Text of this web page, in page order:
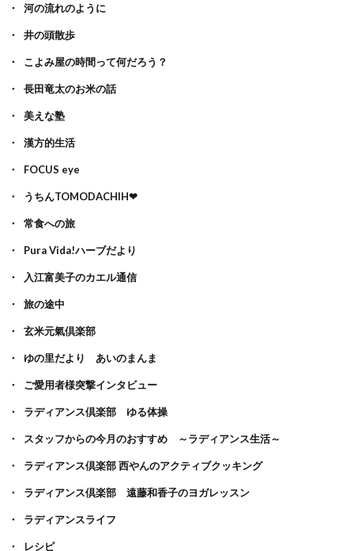
河の流れのように
井の頭散歩
こよみ屋の時間って何だろう？
長田竜太のお米の話
美えな塾
漢方的生活
FOCUS eye
うちんTOMODACHIH❤
常食への旅
Pura Vida!ハーブだより
入江富美子のカエル通信
旅の途中
玄米元氣倶楽部
ゆの里だより あいのまんま
ご愛用者様突撃インタビュー
ラディアンス倶楽部 ゆる体操
スタッフからの今月のおすすめ ～ラディアンス生活～
ラディアンス倶楽部 西やんのアクティブクッキング
ラディアンス倶楽部 遠藤和香子のヨガレッスン
ラディアンスライフ
レシピ